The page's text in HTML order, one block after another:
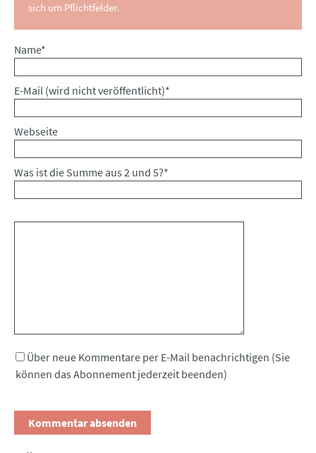
sich um Pflichtfelder.
Pflichtfeld
Name*
Pflichtfeld
E-Mail (wird nicht veröffentlicht)*
Webseite
Was ist die Summe aus 2 und 5?*
Über neue Kommentare per E-Mail benachrichtigen (Sie
können das Abonnement jederzeit beenden)